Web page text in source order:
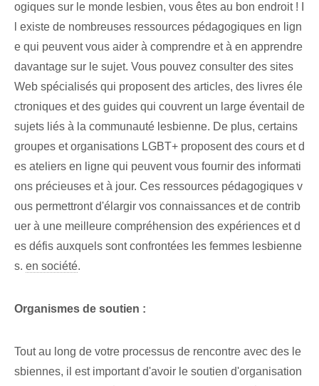
ogiques sur le monde lesbien, vous êtes au bon endroit ! I
l existe de nombreuses ressources pédagogiques en lign
e qui peuvent vous aider à comprendre et à en apprendre
davantage sur le sujet. Vous pouvez consulter des sites
Web spécialisés qui proposent des articles, des livres éle
ctroniques et des guides qui couvrent un large éventail de
sujets liés à la communauté lesbienne. De plus, certains
groupes et organisations LGBT+ proposent des cours et d
es ateliers en ligne qui peuvent vous fournir des informati
ons précieuses et à jour. Ces ressources pédagogiques v
ous permettront d'élargir vos connaissances et de contrib
uer à une meilleure compréhension des expériences et d
es défis auxquels sont confrontées les femmes lesbienne
s. en société.
Organismes de soutien :
Tout au long de votre processus de rencontre avec des le
sbiennes, il est important d'avoir le soutien d'organisation